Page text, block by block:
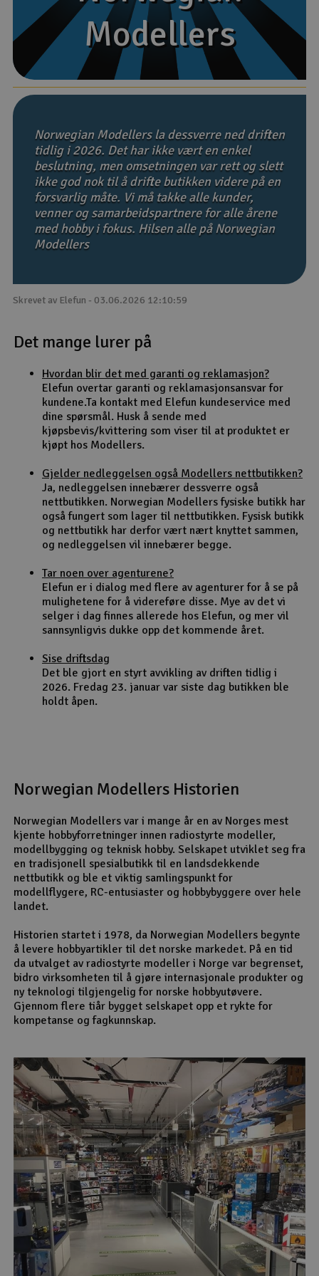
Båter
Droner
Droner for FPV
Fly
Helikopter
Kamerautstyr
Modellbygging, LEGO & byggesett
Outlet
Radioutstyr
Raketter
Smarthjem, lek & hobby
Solenergi
Sparkesykler & elkjøretøy
Gavekort
Modellers
Modellers
Norwegian Modellers la dessverre ned driften
tidlig i 2026. Det har ikke vært en enkel
beslutning, men omsetningen var rett og slett
ikke god nok til å drifte butikken videre på en
forsvarlig måte. Vi må takke alle kunder,
venner og samarbeidspartnere for alle årene
med hobby i fokus. Hilsen alle på Norwegian
Modellers
Skrevet av Elefun - 03.06.2026 12:10:59
Det mange lurer på
Hvordan blir det med garanti og reklamasjon?
Elefun overtar garanti og reklamasjonsansvar for
kundene.Ta kontakt med Elefun kundeservice med
dine spørsmål. Husk å sende med
kjøpsbevis/kvittering som viser til at produktet er
kjøpt hos Modellers.
Gjelder nedleggelsen også Modellers nettbutikken?
Ja, nedleggelsen innebærer dessverre også
nettbutikken. Norwegian Modellers fysiske butikk har
også fungert som lager til nettbutikken. Fysisk butikk
og nettbutikk har derfor vært nært knyttet sammen,
og nedleggelsen vil innebærer begge.
Tar noen over agenturene?
Elefun er i dialog med flere av agenturer for å se på
mulighetene for å videreføre disse. Mye av det vi
selger i dag finnes allerede hos Elefun, og mer vil
sannsynligvis dukke opp det kommende året.
Sise driftsdag
Det ble gjort en styrt avvikling av driften tidlig i
2026. Fredag 23. januar var siste dag butikken ble
holdt åpen.
Norwegian Modellers Historien
Norwegian Modellers var i mange år en av Norges mest
kjente hobbyforretninger innen radiostyrte modeller,
modellbygging og teknisk hobby. Selskapet utviklet seg fra
en tradisjonell spesialbutikk til en landsdekkende
nettbutikk og ble et viktig samlingspunkt for
modellflygere, RC-entusiaster og hobbybyggere over hele
landet.
Historien startet i 1978, da Norwegian Modellers begynte
å levere hobbyartikler til det norske markedet. På en tid
da utvalget av radiostyrte modeller i Norge var begrenset,
bidro virksomheten til å gjøre internasjonale produkter og
ny teknologi tilgjengelig for norske hobbyutøvere.
Gjennom flere tiår bygget selskapet opp et rykte for
kompetanse og fagkunnskap.